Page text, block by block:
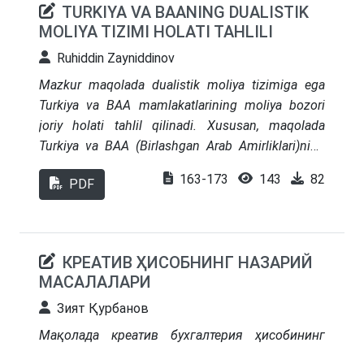
TURKIYA VA BAANING DUALISTIK
MOLIYA TIZIMI HOLATI TAHLILI
Ruhiddin Zayniddinov
Mazkur maqolada dualistik moliya tizimiga ega
Turkiya va BAA mamlakatlarining moliya bozori
joriy holati tahlil qilinadi. Xususan, maqolada
Turkiya va BAA (Birlashgan Arab Amirliklari)ning
islomiy va an’anaviy moliya tizimining qiyosiy
tahlili olib borilib, bunda islom moliyasining
ishtirokining qiyosiy holati tadqiq etiladi.
PDF 163-173 143 82
КРЕАТИВ ҲИСОБНИНГ НАЗАРИЙ
МАСАЛАЛАРИ
Зият Қурбанов
Мақолада креатив бухгалтерия ҳисобининг